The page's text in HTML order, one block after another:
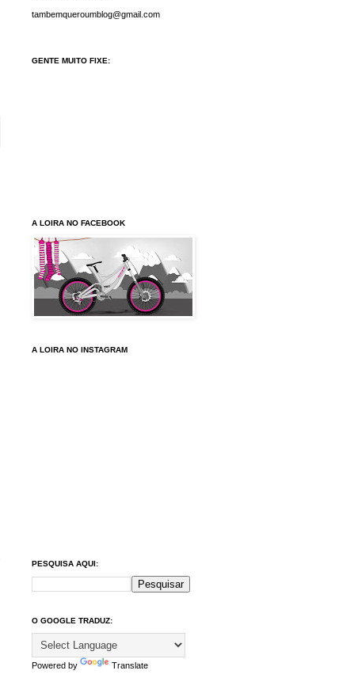
tambemqueroumblog@gmail.com
GENTE MUITO FIXE:
A LOIRA NO FACEBOOK
A LOIRA NO INSTAGRAM
PESQUISA AQUI:
O GOOGLE TRADUZ:
Powered by Translate